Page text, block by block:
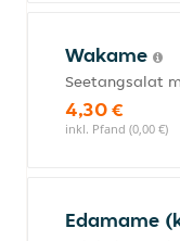
Wakame
Seetangsalat
4,30 €
inkl. Pfand (0,00 €)
Edamame